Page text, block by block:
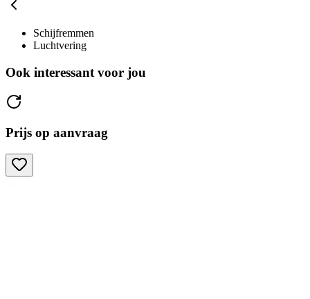
Schijfremmen
Luchtvering
Ook interessant voor jou
Prijs op aanvraag